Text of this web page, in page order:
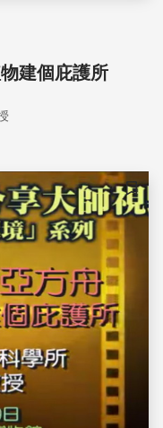
建個庇護所
儲存